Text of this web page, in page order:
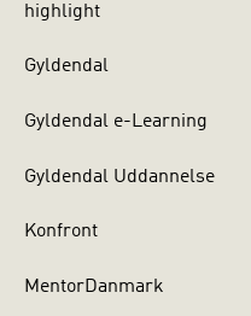
highlight
Gyldendal
Gyldendal e-Learning
Gyldendal Uddannelse
Konfront
MentorDanmark